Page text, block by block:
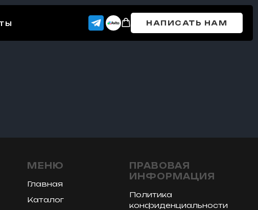
НАПИСАТЬ НАМ
МЕНЮ
Главная
Каталог
ПРАВОВАЯ
ИНФОРМАЦИЯ
Политика
конфиденциальности